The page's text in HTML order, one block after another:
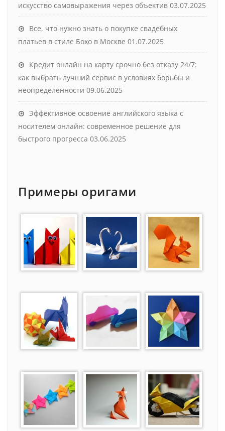
искусство самовыражения через объектив 03.07.2025
Все, что нужно знать о покупке свадебных
платьев в стиле Бохо в Москве 01.07.2025
Кредит онлайн на карту срочно без отказу 24/7:
как выбрать лучший сервис в условиях борьбы и
неопределенности 09.06.2025
Эффективное освоение английского языка с
носителем онлайн: современное решение для
быстрого прогресса 03.06.2025
Примеры оригами